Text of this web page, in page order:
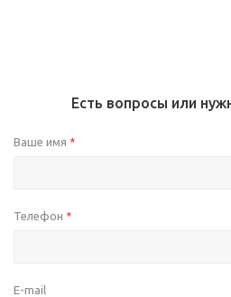
Есть вопросы или
Ваше имя *
Телефон *
E-mail